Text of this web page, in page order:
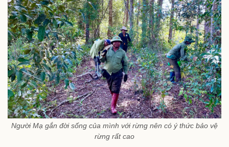
Người Mạ gắn đời sống của mình với rừng nên có ý thức bảo vệ
rừng rất cao